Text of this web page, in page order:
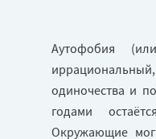
Аутофобия
одиночества и
годами
Окружающие